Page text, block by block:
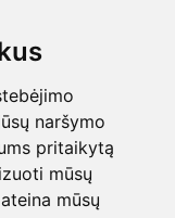
naršymo
pritaikytą
mūsų
mūsų